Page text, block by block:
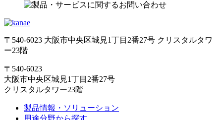
〒540-6023 大阪市中央区城見1丁目2番27号 クリスタルタワ
ー23階
〒540-6023
大阪市中央区城見1丁目2番27号
クリスタルタワー23階
製品情報・ソリューション
用途分野から探す